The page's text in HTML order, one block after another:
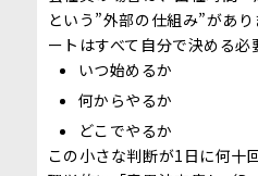
という”外部の仕組み”があ
ートはすべて自分で決める必
いつ始めるか
何からやるか
どこでやるか
この小さな判断が1日に何十